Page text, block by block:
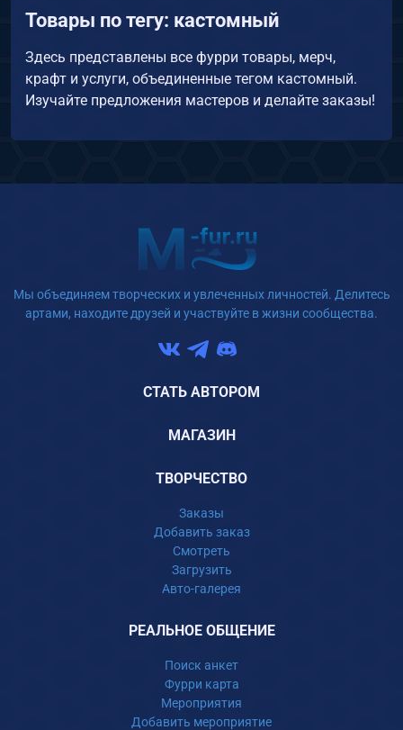
Товары по тегу: кастомный
Здесь представлены все фурри товары, мерч,
крафт и услуги, объединенные тегом кастомный.
Изучайте предложения мастеров и делайте заказы!
Мы объединяем творческих и увлеченных личностей. Делитесь
артами, находите друзей и участвуйте в жизни сообщества.
СТАТЬ АВТОРОМ
МАГАЗИН
ТВОРЧЕСТВО
Заказы
Добавить заказ
Смотреть
Загрузить
Авто-галерея
РЕАЛЬНОЕ ОБЩЕНИЕ
Поиск анкет
Фурри карта
Мероприятия
Добавить мероприятие